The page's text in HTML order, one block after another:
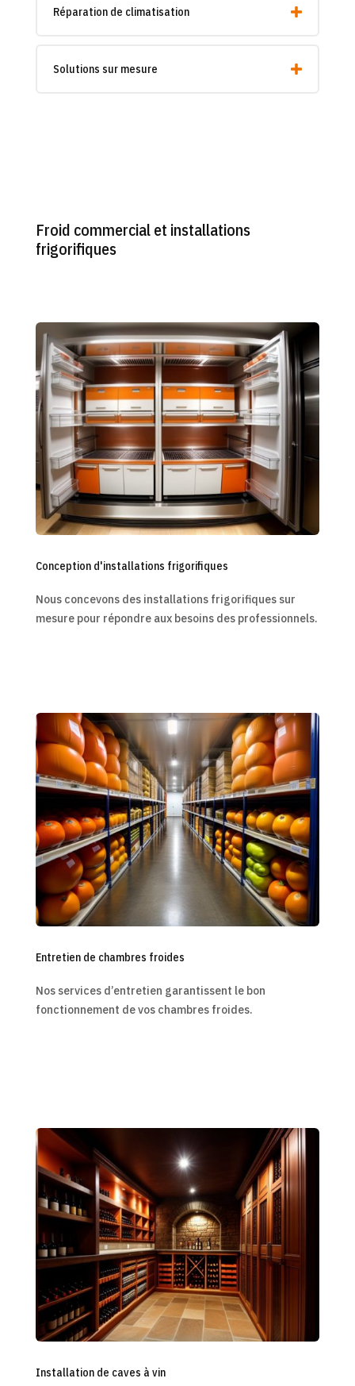
Réparation de climatisation
Solutions sur mesure
Froid commercial et installations
frigorifiques
Conception d'installations frigorifiques
Nous concevons des installations frigorifiques sur
mesure pour répondre aux besoins des professionnels.
Entretien de chambres froides
Nos services d’entretien garantissent le bon
fonctionnement de vos chambres froides.
Installation de caves à vin